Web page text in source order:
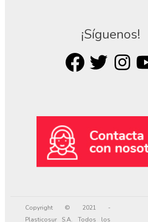
¡Síguenos!
Copyright © 2021 -
Plasticosur S.A. Todos los